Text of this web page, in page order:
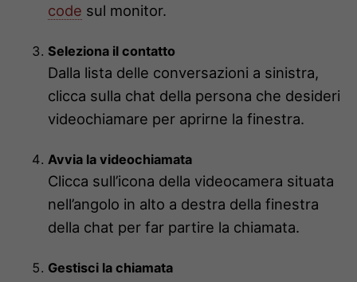
code sul monitor.
Seleziona il contatto
Dalla lista delle conversazioni a sinistra,
clicca sulla chat della persona che desideri
videochiamare per aprirne la finestra.
Avvia la videochiamata
Clicca sull’icona della videocamera situata
nell’angolo in alto a destra della finestra
della chat per far partire la chiamata.
Gestisci la chiamata